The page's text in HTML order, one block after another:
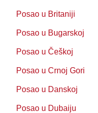
Posao u Britaniji
Posao u Bugarskoj
Posao u Češkoj
Posao u Crnoj Gori
Posao u Danskoj
Posao u Dubaiju